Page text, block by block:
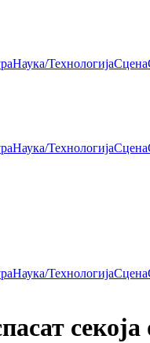
Наука/ТехнологијаСцена
Наука/ТехнологијаСцена
Наука/ТехнологијаСцена